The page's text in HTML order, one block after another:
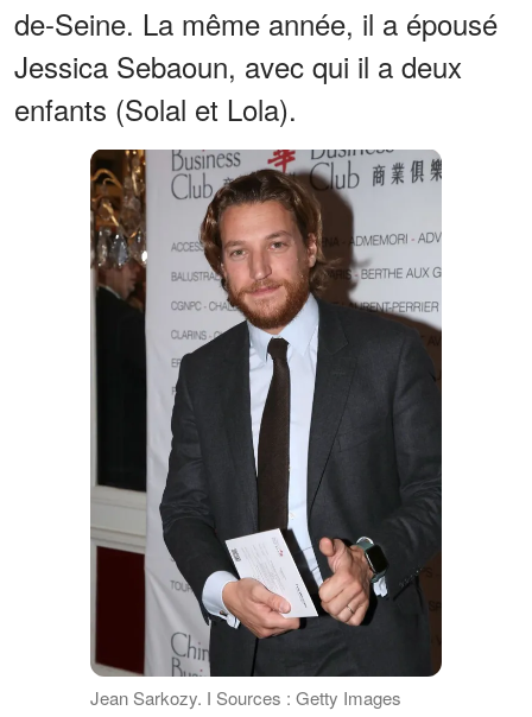
de-Seine. La même année, il a épousé
Jessica Sebaoun, avec qui il a deux
enfants (Solal et Lola).
Jean Sarkozy. І Sources : Getty Images